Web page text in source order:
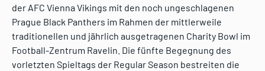
der AFC Vienna Vikings mit den noch ungeschlagenen
Prague Black Panthers im Rahmen der mittlerweile
traditionellen und jährlich ausgetragenen Charity Bowl im
Football-Zentrum Ravelin. Die fünfte Begegnung des
vorletzten Spieltags der Regular Season bestreiten die